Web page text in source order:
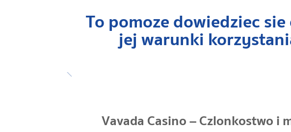
To pomoze dowiedziec
jej warunki
Vavada Casino – Czlonkostwo i